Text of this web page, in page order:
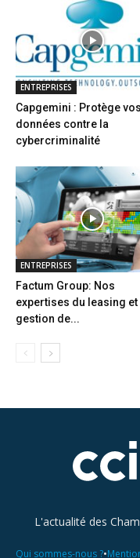
ENTREPRISES
Capgemini : Protège vos
données contre la
cybercriminalité
ENTREPRISES
Factum Group: Nos
expertises du leasing et
gestion de...
L'actualité des
Qui sommes-nous ?•